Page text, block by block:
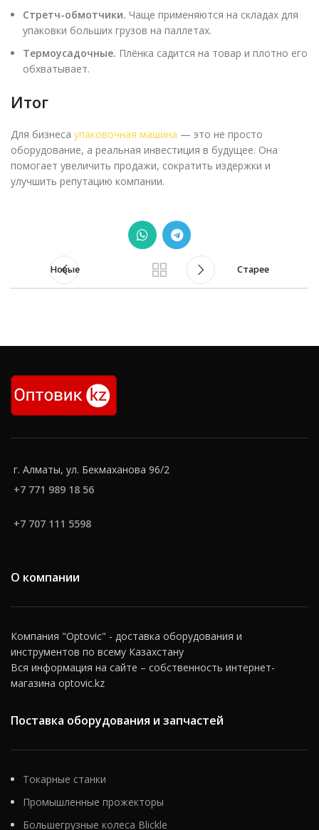
Стретч-обмотчики. Чаще применяются на складах для
упаковки больших грузов на паллетах.
Термоусадочные. Плёнка садится на товар и плотно его
обхватывает.
Итог
Для бизнеса упаковочная машина — это не просто
оборудование, а реальная инвестиция в будущее. Она
помогает увеличить продажи, сократить издержки и
улучшить репутацию компании.
Новые Старее
г. Алматы, ул. Бекмаханова 96/2
+7 771 989 18 56
+7 707 111 5598
О компании
Компания "Optovic" - доставка оборудования и
инструментов по всему Казахстану
Вся информация на сайте – собственность интернет-
магазина optovic.kz
Поставка оборудования и запчастей
Токарные станки
Промышленные прожекторы
Большегрузные колеса Blickle